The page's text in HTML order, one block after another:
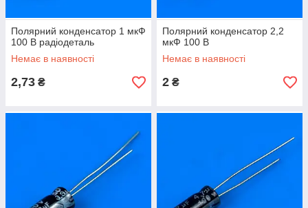
Полярний конденсатор 1 мкФ
100 В радіодеталь
Немає в наявності
2,73 ₴
Полярний конденсатор 2,2
мкФ 100 В
Немає в наявності
2 ₴